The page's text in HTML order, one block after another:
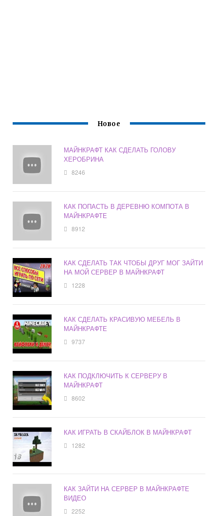
Новое
МАЙНКРАФТ КАК СДЕЛАТЬ ГОЛОВУ
ХЕРОБРИНА
8246
КАК ПОПАСТЬ В ДЕРЕВНЮ КОМПОТА В
МАЙНКРАФТЕ
8912
КАК СДЕЛАТЬ ТАК ЧТОБЫ ДРУГ МОГ ЗАЙТИ
НА МОЙ СЕРВЕР В МАЙНКРАФТ
1228
КАК СДЕЛАТЬ КРАСИВУЮ МЕБЕЛЬ В
МАЙНКРАФТЕ
9737
КАК ПОДКЛЮЧИТЬ К СЕРВЕРУ В
МАЙНКРАФТ
8602
КАК ИГРАТЬ В СКАЙБЛОК В МАЙНКРАФТ
1282
КАК ЗАЙТИ НА СЕРВЕР В МАЙНКРАФТЕ
ВИДЕО
2252